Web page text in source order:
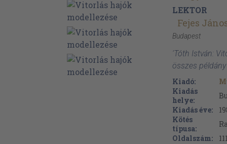
LEKTOR
Fejes
Budapest
'Tóth István:
összes példány
Kiadó:
Kiadás
helye:
Kiadás éve:
Kötés
típusa:
Oldalszám:
111